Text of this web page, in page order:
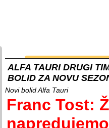
ALFA TAURI DRUGI
BOLID ZA NOVU
Novi bolid Alfa Tauri
Franc Tost:
napredujemo